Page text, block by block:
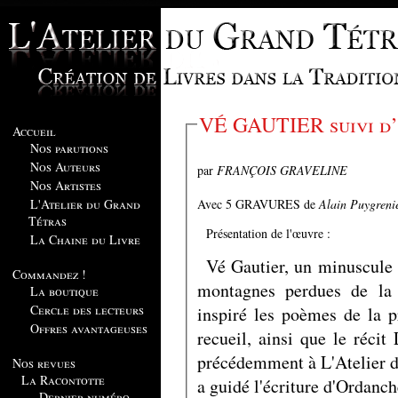
Accueil
Nos parutions
Nos Auteurs
Nos Artistes
L'Atelier du Grand
Tétras
La Chaine du Livre
Commandez !
La boutique
Cercle des lecteurs
Offres avantageuses
Nos revues
La Racontotte
VÉ
par FRANÇOIS GRAVELINE
Avec 5 GRAVURES de
Alain
Présentation de l'œuvre :
Vé Gautier, un
montagnes perdues de
inspiré les poèmes de la
recueil, ainsi que le récit
précédemment à L'Atelier
a guidé l'écriture